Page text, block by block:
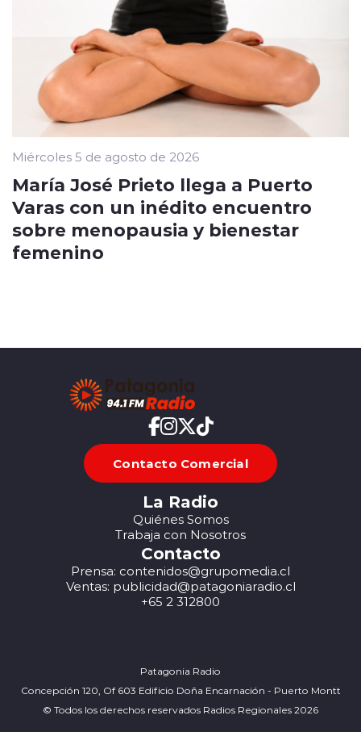
Miércoles 5 de agosto de 2026
María José Prieto llega a Puerto
Varas con un inédito encuentro
sobre menopausia y bienestar
femenino
Contacto Comercial
La Radio
Quiénes Somos
Trabaja con Nosotros
Contacto
Prensa: contenidos@grupomedia.cl
Ventas: publicidad@patagoniaradio.cl
+65 2 312800
Patagonia Radio
Concepción 120, Of 603 Edificio Doña Encarnación - Puerto Montt
© Todos los derechos reservados Radios Regionales 2026